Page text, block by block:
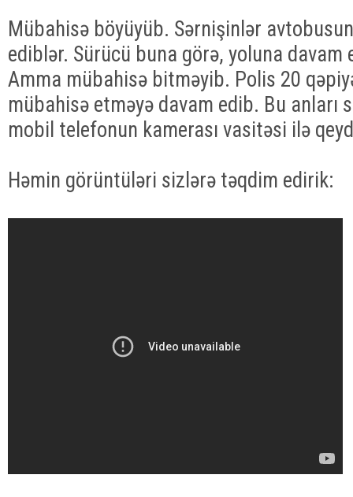
Mübahisə böyüyüb. Sərnişinlər
ediblər. Sürücü buna görə, yoluna davam
Amma mübahisə bitməyib. Polis 20
mübahisə etməyə davam edib. Bu anları
mobil telefonun kamerası vasitəsi ilə
Həmin görüntüləri sizlərə təqdim edirik: